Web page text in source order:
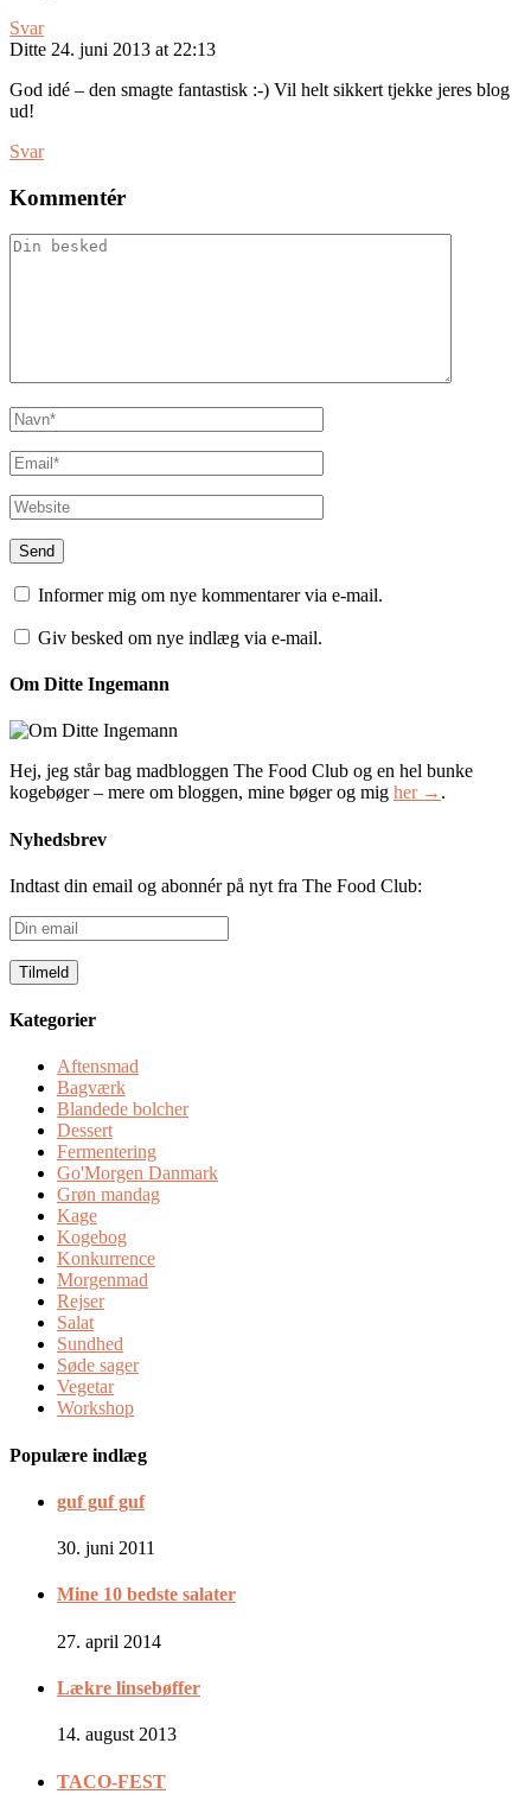
Svar
Ditte 24. juni 2013 at 22:13
God idé – den smagte fantastisk :-) Vil helt sikkert tjekke jeres blog
ud!
Svar
Kommentér
Informer mig om nye kommentarer via e-mail.
Giv besked om nye indlæg via e-mail.
Om Ditte Ingemann
Hej, jeg står bag madbloggen The Food Club og en hel bunke
kogebøger – mere om bloggen, mine bøger og mig her → .
Nyhedsbrev
Indtast din email og abonnér på nyt fra The Food Club:
Din
email
Kategorier
Aftensmad
Bagværk
Blandede bolcher
Dessert
Fermentering
Go'Morgen Danmark
Grøn mandag
Kage
Kogebog
Konkurrence
Morgenmad
Rejser
Salat
Sundhed
Søde sager
Vegetar
Workshop
Populære indlæg
guf guf guf
30. juni 2011
Mine 10 bedste salater
27. april 2014
Lækre linsebøffer
14. august 2013
TACO-FEST